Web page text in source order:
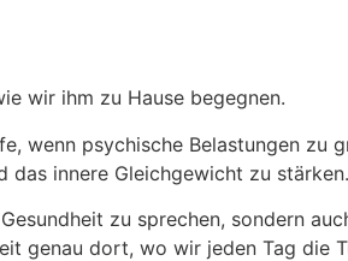
wir ihm zu Hause begegnen.
wenn psychische Belastungen zu
das innere Gleichgewicht zu stärken.
zu sprechen, sondern
genau dort, wo wir jeden Tag die